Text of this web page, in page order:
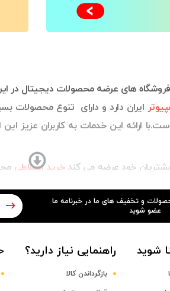
های عرضه محصولات دیجیتال در
ایران دارد و دارای تنوع محصولات
ارائه این خدمات به کاربران عزیز
مشتریان خود عرضه می کندخرید اقساطی
لذت بخش برخوردار شوید.
، لپ تاپ ماشین های اداری ،تبلت
و تخفیف های ما در خبرنامه ما
عضو شوید
شوید راهنمایی نیاز دارید؟
بازگرداندن کالا